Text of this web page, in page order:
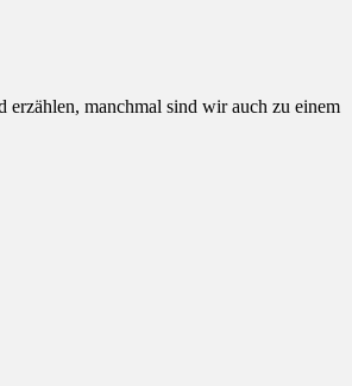
manchmal sind wir auch zu einem